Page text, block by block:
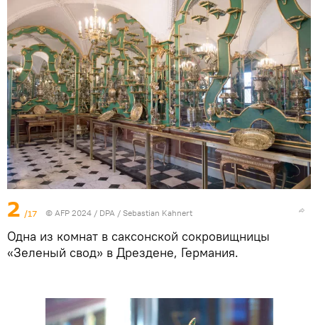
2 /17 © AFP 2024 / DPA / Sebastian Kahnert
Одна из комнат в саксонской сокровищницы
«Зеленый свод» в Дрездене, Германия.